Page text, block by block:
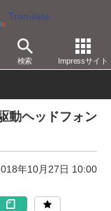
Translate
検索 Impressサイト
動ヘッドフォン
年10月27日 10:00